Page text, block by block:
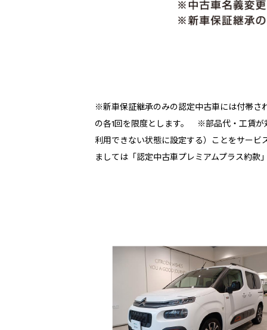
※新車保証継承のみの認定中古車には付帯さ
の各1回を限度とします。 ※部品代・工賃が
利用できない状態に設定する）ことをサー
ましては「認定中古車プレミアムプラス約款